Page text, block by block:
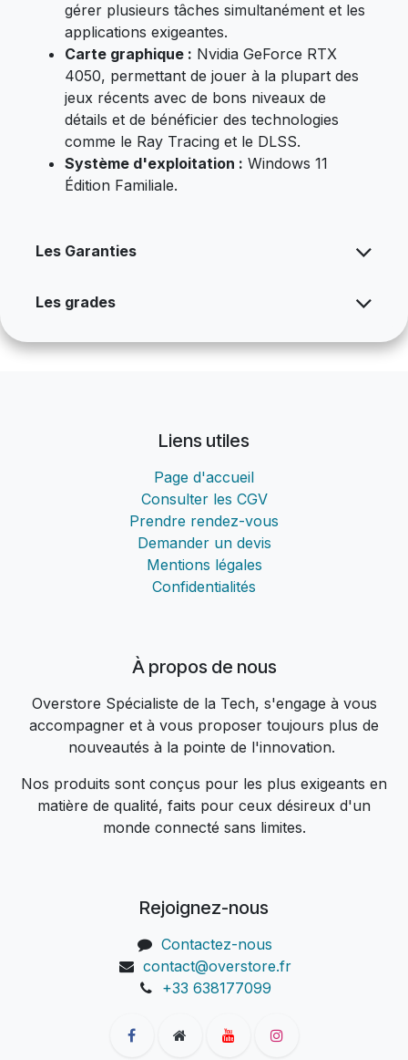
gérer plusieurs tâches simultanément et les
applications exigeantes.
Carte graphique : Nvidia GeForce RTX
4050, permettant de jouer à la plupart des
jeux récents avec de bons niveaux de
détails et de bénéficier des technologies
comme le Ray Tracing et le DLSS.
Système d'exploitation : Windows 11
Édition Familiale.
Les Garanties
Les grades
Liens utiles
Page d'accueil
Consulter les CGV
Prendre rendez-vous
Demander un devis
Mentions légales
Confidentialités
À propos de nous
Overstore Spécialiste de la Tech, s'engage à vous
accompagner et à vous proposer toujours plus de
nouveautés à la pointe de l'innovation.
Nos produits sont conçus pour les plus exigeants en
matière de qualité, faits pour ceux désireux d'un
monde connecté sans limites.
Rejoignez-nous
Contactez-nous
contact@overstore.fr
+33 638177099